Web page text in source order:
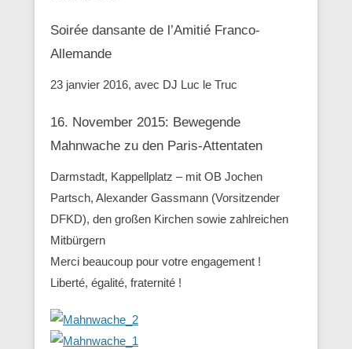
Soirée dansante de l’Amitié Franco-
Allemande
23 janvier 2016, avec DJ Luc le Truc
16. November 2015: Bewegende
Mahnwache zu den ‪Paris-Attentaten
Darmstadt, Kappellplatz – mit OB Jochen
Partsch, Alexander Gassmann (Vorsitzender
‪‎DFKD), den großen Kirchen sowie zahlreichen
Mitbürgern
Merci beaucoup pour votre engagement !
Liberté, égalité, fraternité !